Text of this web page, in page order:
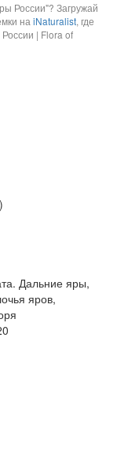
России"? Загружай
на iNaturalist, где
| Flora of
Дальние яры,
яров,